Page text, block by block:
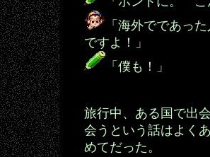
「海外でであっ
ですよ！」
「僕も！」
旅行中、ある国で出
会うという話はよく
めてだった。